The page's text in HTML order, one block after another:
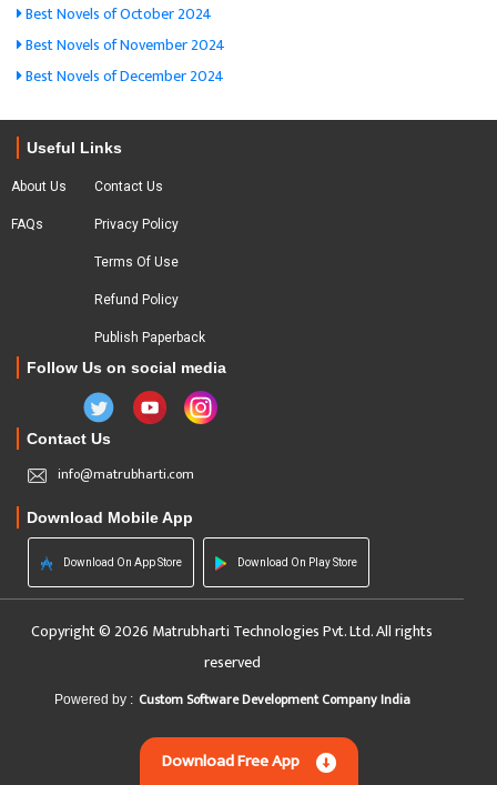
Best Novels of October 2024
Best Novels of November 2024
Best Novels of December 2024
Useful Links
About Us
FAQs
Contact Us
Privacy Policy
Terms Of Use
Refund Policy
Publish Paperback
Follow Us on social media
Contact Us
info@matrubharti.com
Download Mobile App
Download On App Store Download On Play Store
Copyright © 2026 Matrubharti Technologies Pvt. Ltd. All rights
reserved
Powered by : Custom Software Development Company India
Download Free App